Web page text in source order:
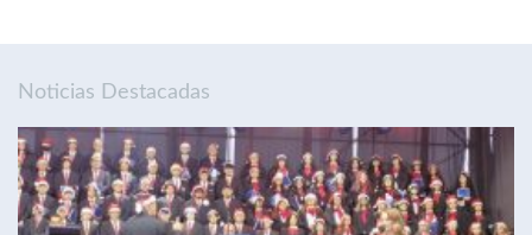
Noticias Destacadas